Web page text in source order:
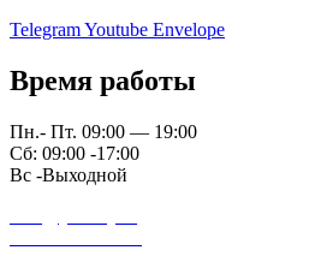
TelegramYoutube Envelope
Время работы
Пн.- Пт. 09:00 — 19:00
Сб: 09:00 -17:00
Вс -Выходной